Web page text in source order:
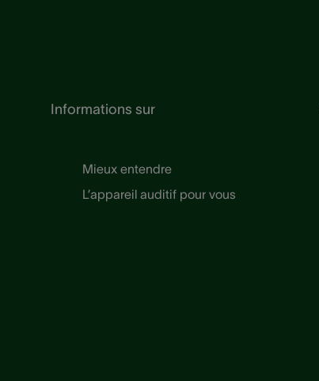
Informations sur
Mieux entendre
L’appareil auditif pour vous